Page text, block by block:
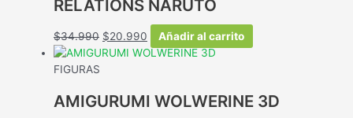
RELATIONS NARUTO
$34.990 El
precio
$34.990.
$20.990
precio
$20.990.
Añadir al carrito
FIGURAS
AMIGURUMI WOLWERINE 3D